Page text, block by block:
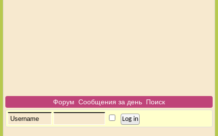
Форум Сообщения за день Поиск